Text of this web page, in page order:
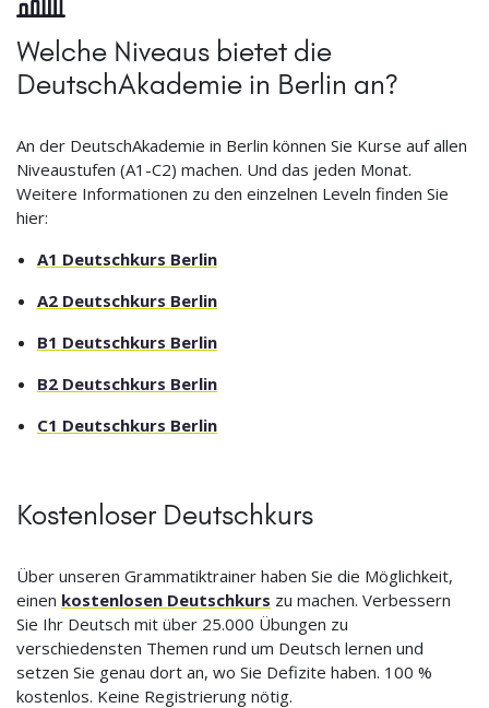
Welche Niveaus bietet die
DeutschAkademie in Berlin an?
An der DeutschAkademie in Berlin können Sie Kurse auf allen
Niveaustufen (A1-C2) machen. Und das jeden Monat.
Weitere Informationen zu den einzelnen Leveln finden Sie
hier:
A1 Deutschkurs Berlin
A2 Deutschkurs Berlin
B1 Deutschkurs Berlin
B2 Deutschkurs Berlin
C1 Deutschkurs Berlin
Kostenloser Deutschkurs
Über unseren Grammatiktrainer haben Sie die Möglichkeit,
einen kostenlosen Deutschkurs zu machen. Verbessern
Sie Ihr Deutsch mit über 25.000 Übungen zu
verschiedensten Themen rund um Deutsch lernen und
setzen Sie genau dort an, wo Sie Defizite haben. 100 %
kostenlos. Keine Registrierung nötig.